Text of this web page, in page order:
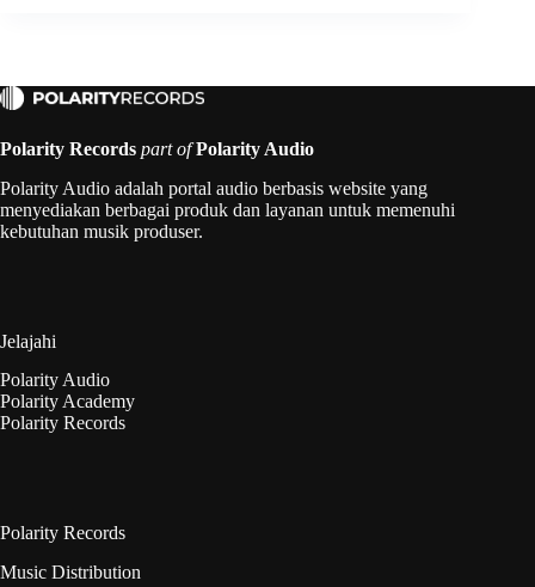
Polarity Records part of Polarity Audio
Polarity Audio adalah portal audio berbasis website yang
menyediakan berbagai produk dan layanan untuk memenuhi
kebutuhan musik produser.
Jelajahi
Polarity Audio
Polarity Academy
Polarity Records
Polarity Records
Music Distribution